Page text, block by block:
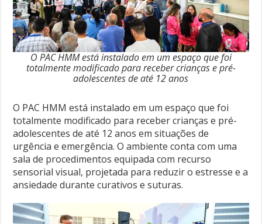
O PAC HMM está instalado em um espaço que foi
totalmente modificado para receber crianças e pré-
adolescentes de até 12 anos
O PAC HMM está instalado em um espaço que foi
totalmente modificado para receber crianças e pré-
adolescentes de até 12 anos em situações de
urgência e emergência. O ambiente conta com uma
sala de procedimentos equipada com recurso
sensorial visual, projetada para reduzir o estresse e a
ansiedade durante curativos e suturas.